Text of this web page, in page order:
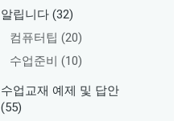
알립니다 (32)
컴퓨터팁 (20)
수업준비 (10)
수업교재 예제 및 답안
(55)